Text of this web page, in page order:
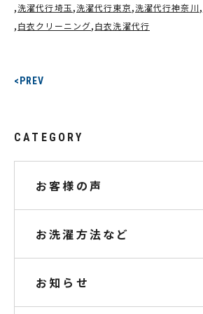
洗濯代行埼玉 洗濯代行東京 洗濯代行神奈川
白衣クリーニング 白衣洗濯代行
<PREV
CATEGORY
お客様の声
お洗濯方法など
お知らせ